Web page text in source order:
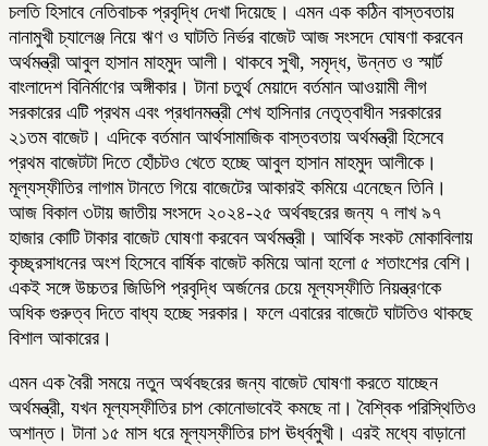
চলতি হিসাবে নেতিবাচক প্রবৃদ্ধি দেখা দিয়েছে। এমন এক কঠিন বাস্তবতায়
নানামুখী চ্যালেঞ্জ নিয়ে ঋণ ও ঘাটতি নির্ভর বাজেট আজ সংসদে ঘোষণা করবেন
অর্থমন্ত্রী আবুল হাসান মাহমুদ আলী। থাকবে সুখী, সমৃদ্ধ, উন্নত ও স্মার্ট
বাংলাদেশ বিনির্মাণের অঙ্গীকার। টানা চতুর্থ মেয়াদে বর্তমান আওয়ামী লীগ
সরকারের এটি প্রথম এবং প্রধানমন্ত্রী শেখ হাসিনার নেতৃত্বাধীন সরকারের
২১তম বাজেট। এদিকে বর্তমান আর্থসামাজিক বাস্তবতায় অর্থমন্ত্রী হিসেবে
প্রথম বাজেটটা দিতে হোঁচটও খেতে হচ্ছে আবুল হাসান মাহমুদ আলীকে।
মূল্যস্ফীতির লাগাম টানতে গিয়ে বাজেটের আকারই কমিয়ে এনেছেন তিনি।
আজ বিকাল ৩টায় জাতীয় সংসদে ২০২৪-২৫ অর্থবছরের জন্য ৭ লাখ ৯৭
হাজার কোটি টাকার বাজেট ঘোষণা করবেন অর্থমন্ত্রী। আর্থিক সংকট মোকাবিলায়
কৃচ্ছ্রসাধনের অংশ হিসেবে বার্ষিক বাজেট কমিয়ে আনা হলো ৫ শতাংশের বেশি।
একই সঙ্গে উচ্চতর জিডিপি প্রবৃদ্ধি অর্জনের চেয়ে মূল্যস্ফীতি নিয়ন্ত্রণকে
অধিক গুরুত্ব দিতে বাধ্য হচ্ছে সরকার। ফলে এবারের বাজেটে ঘাটতিও থাকছে
বিশাল আকারের।
এমন এক বৈরী সময়ে নতুন অর্থবছরের জন্য বাজেট ঘোষণা করতে যাচ্ছেন
অর্থমন্ত্রী, যখন মূল্যস্ফীতির চাপ কোনোভাবেই কমছে না। বৈশ্বিক পরিস্থিতিও
অশান্ত। টানা ১৫ মাস ধরে মূল্যস্ফীতির চাপ ঊর্ধ্বমুখী। এরই মধ্যে বাড়ানো